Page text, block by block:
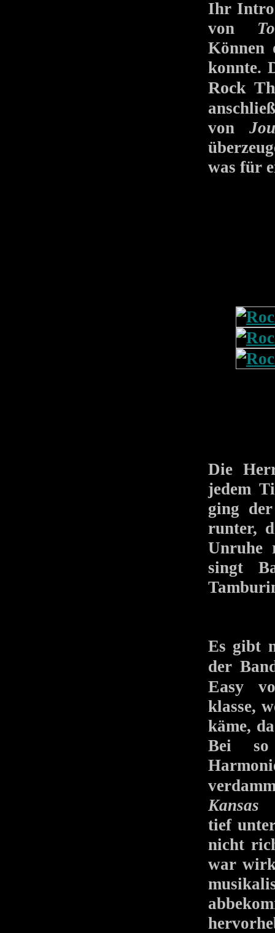
Ihr
von
Können
konnte.
Rock
von
was für
Die
jedem
ging
runter,
Unruhe
singt
Es gibt
der
Easy
klasse,
käme,
Bei
Kansas
tief
nicht
war